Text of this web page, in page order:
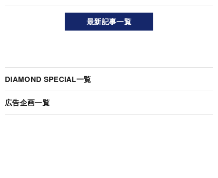
最新記事一覧
DIAMOND SPECIAL一覧
広告企画一覧